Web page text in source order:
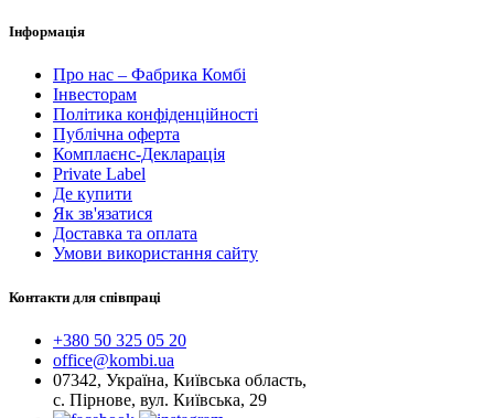
Інформація
Про нас – Фабрика Комбі
Інвесторам
Політика конфіденційності
Публічна оферта
Комплаєнс-Декларація
Private Label
Де купити
Як зв'язатися
Доставка та оплата
Умови використання сайту
Контакти для співпраці
+380 50 325 05 20
office@kombi.ua
07342, Україна, Київська область,
с. Пірнове, вул. Київська, 29